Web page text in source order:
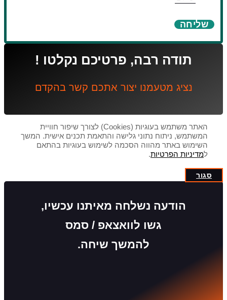
שליחה
תודה רבה, פרטיכם נקלטו !
נציג מטעמנו יצור אתכם קשר בהקדם
האתר משתמש בעוגיות (Cookies) לצורך שיפור חוויית
המשתמש, ניתוח נתוני גלישה והתאמת תכנים אישית. המשך
השימוש באתר מהווה הסכמה לשימוש בעוגיות בהתאם
למדיניות הפרטיות.
סגור
הודעה נשלחה מאיתנו עכשיו,
גשו לוואצאפ / סמס
להמשך שיחה.